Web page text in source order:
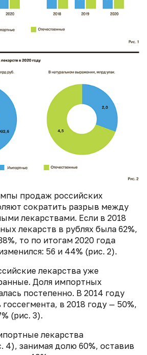
продаж российских
сократить разрыв между
лекарствами. Если в 2018
лекарств в рублях была 62%,
то по итогам 2020 года
56 и 44% (рис. 2).
лекарства уже
Доля импортных
постепенно. В 2014 году
в 2018 году — 50%,
(рис. 3).
лекарства
4), занимая долю 60%, оставив